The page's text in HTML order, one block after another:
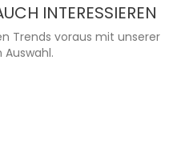
INTERESSIEREN
Trends voraus mit unserer
Auswahl.